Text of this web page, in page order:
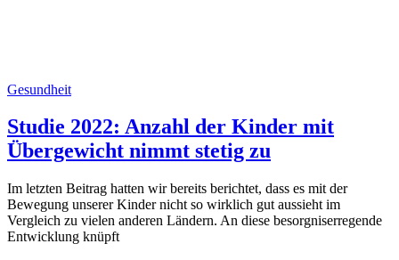
Gesundheit
Studie 2022: Anzahl der Kinder mit
Übergewicht nimmt stetig zu
Im letzten Beitrag hatten wir bereits berichtet, dass es mit der
Bewegung unserer Kinder nicht so wirklich gut aussieht im
Vergleich zu vielen anderen Ländern. An diese besorgniserregende
Entwicklung knüpft